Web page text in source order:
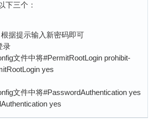
下三个：
据提示输入新密码即可
录
文件中将#PermitRootLogin prohibit-
yes
文件中将#PasswordAuthentication yes
yes